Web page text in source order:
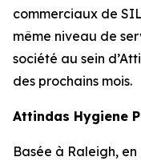
commerciaux de
même niveau de
société au sein
des prochains mois.
Attindas Hygiene
Basée à Raleigh,